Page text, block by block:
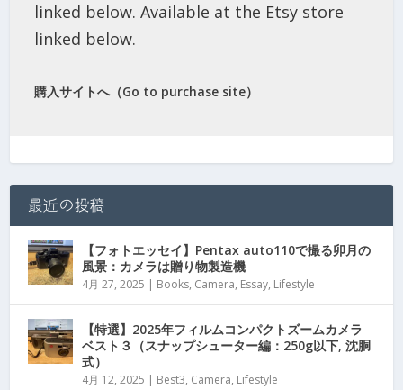
linked below. Available at the Etsy store
linked below.
購入サイトへ（Go to purchase site）
最近の投稿
【フォトエッセイ】Pentax auto110で撮る卯月の
風景：カメラは贈り物製造機
4月 27, 2025 | Books, Camera, Essay, Lifestyle
【特選】2025年フィルムコンパクトズームカメラ
ベスト３（スナップシューター編：250g以下, 沈胴
式）
4月 12, 2025 | Best3, Camera, Lifestyle